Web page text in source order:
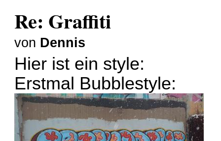
Re: Graffiti
von Dennis
Hier ist ein style:
Erstmal Bubblestyle: